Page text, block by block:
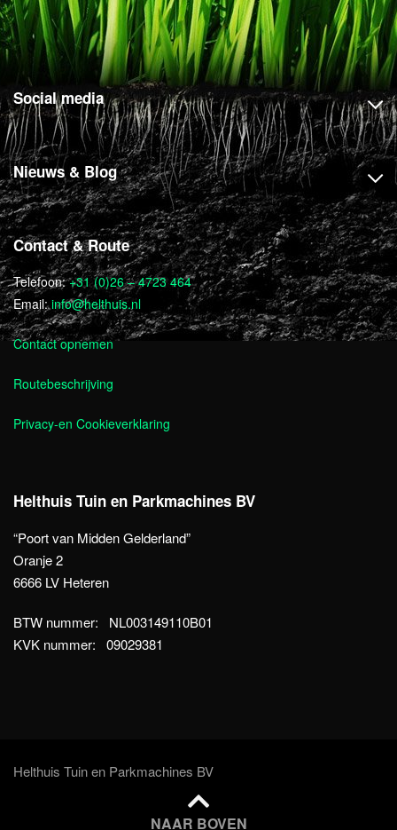
Social media
Nieuws & Blog
Contact & Route
Telefoon:+31 (0)26 – 4723 464
Email:info@helthuis.nl
Contact opnemen
Routebeschrijving
Privacy-en Cookieverklaring
Helthuis Tuin en Parkmachines BV
“Poort van Midden Gelderland”
Oranje 2
6666 LV Heteren
BTW nummer: NL003149110B01
KVK nummer: 09029381
Helthuis Tuin en Parkmachines BV
NAAR BOVEN